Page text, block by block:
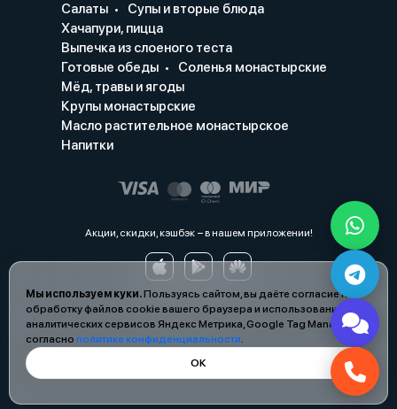
Мы используем куки.Пользуясь сайтом, вы даёте согласие на
обработку файлов cookie вашего браузера и использование
аналитических сервисов Яндекс Метрика, Google Tag Manager
согласно политике конфиденциальности.
ОК
Салаты
Супы и вторые блюда
Хачапури, пицца
Выпечка из слоеного теста
Готовые обеды
Соленья монастырские
Мёд, травы и ягоды
Крупы монастырские
Масло растительное монастырское
Напитки
Акции, скидки, кэшбэк − в нашем приложении!